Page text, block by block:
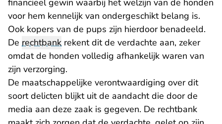
financieel gewin waarbij het welzijn van de honden
voor hem kennelijk van ondergeschikt belang is.
Ook kopers van de pups zijn hierdoor benadeeld.
De rechtbank rekent dit de verdachte aan, zeker
omdat de honden volledig afhankelijk waren van
zijn verzorging.
De maatschappelijke verontwaardiging over dit
soort delicten blijkt uit de aandacht die door de
media aan deze zaak is gegeven. De rechtbank